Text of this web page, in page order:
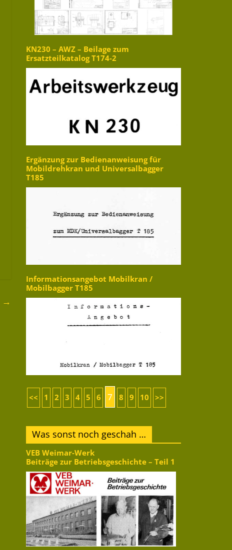
→
KN230 – AWZ – Beilage zum
Ersatzteilkatalog T174-2
Ergänzung zur Bedienanweisung für
Mobildrehkran und Universalbagger
T185
Informationsangebot Mobilkran /
Mobilbagger T185
<< 1 2 3 4 5 6 7 8 9 10 >>
Was sonst noch geschah …
VEB Weimar-Werk
Beiträge zur Betriebsgeschichte – Teil 1